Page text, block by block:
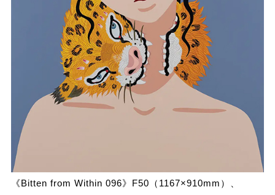
《Bitten from Within 096》F50（1167×910mm）、